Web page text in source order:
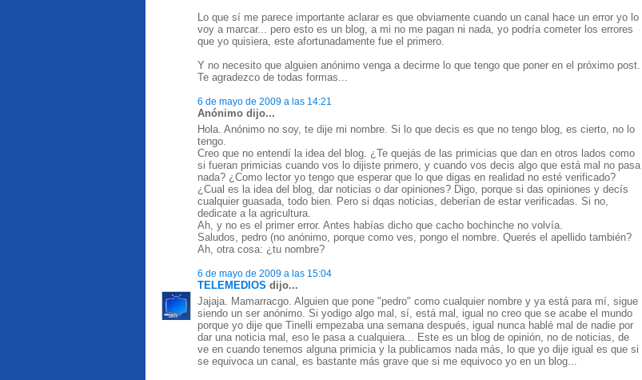
Lo que sí me parece importante aclarar es que obviamente cuando un canal hace un error yo lo
voy a marcar... pero esto es un blog, a mi no me pagan ni nada, yo podría cometer los errores
que yo quisiera, este afortunadamente fue el primero.
Y no necesito que alguien anónimo venga a decirme lo que tengo que poner en el próximo post.
Te agradezco de todas formas...
6 de mayo de 2009 a las 14:21
Anónimo dijo...
Hola. Anónimo no soy, te dije mi nombre. Si lo que decis es que no tengo blog, es cierto, no lo
tengo.
Creo que no entendí la idea del blog. ¿Te quejás de las primicias que dan en otros lados como
si fueran primicias cuando vos lo dijiste primero, y cuando vos decis algo que está mal no pasa
nada? ¿Como lector yo tengo que esperar que lo que digas en realidad no esté verificado?
¿Cual es la idea del blog, dar noticias o dar opiniones? Digo, porque si das opiniones y decís
cualquier guasada, todo bien. Pero si dqas noticias, deberían de estar verificadas. Si no,
dedicate a la agricultura.
Ah, y no es el primer error. Antes habías dicho que cacho bochinche no volvía.
Saludos, pedro (no anónimo, porque como ves, pongo el nombre. Querés el apellido también?
Ah, otra cosa: ¿tu nombre?
6 de mayo de 2009 a las 15:04
TELEMEDIOS dijo...
Jajaja. Mamarracgo. Alguien que pone "pedro" como cualquier nombre y ya está para mí, sigue
siendo un ser anónimo. Si yodigo algo mal, sí, está mal, igual no creo que se acabe el mundo
porque yo dije que Tinelli empezaba una semana después, igual nunca hablé mal de nadie por
dar una noticia mal, eso le pasa a cualquiera... Este es un blog de opinión, no de noticias, de
ve en cuando tenemos alguna primicia y la publicamos nada más, lo que yo dije igual es que si
se equivoca un canal, es bastante más grave que si me equivoco yo en un blog...